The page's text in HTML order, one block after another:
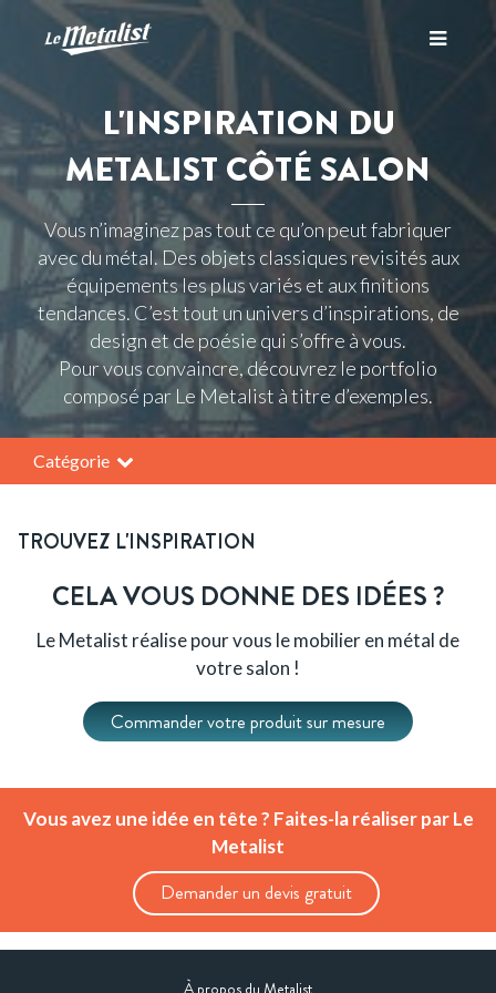
Toggle
L'INSPIRATION DU
METALIST CÔTÉ SALON
Vous n’imaginez pas tout ce qu’on peut fabriquer
avec du métal. Des objets classiques revisités aux
équipements les plus variés et aux finitions
tendances. C’est tout un univers d’inspirations, de
design et de poésie qui s’offre à vous.
Pour vous convaincre, découvrez le portfolio
composé par Le Metalist à titre d’exemples.
Catégorie
TROUVEZ L'INSPIRATION
CELA VOUS DONNE DES IDÉES ?
Le Metalist réalise pour vous le mobilier en métal de
votre salon !
Commander votre produit sur mesure
Vous avez une idée en tête ? Faites-la réaliser par Le
Metalist
Demander un devis gratuit
À propos du Metalist